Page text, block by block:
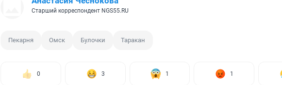
Старший корреспондент NGS55.RU
Пекарня Омск Булочки Таракан
0 3 1 1